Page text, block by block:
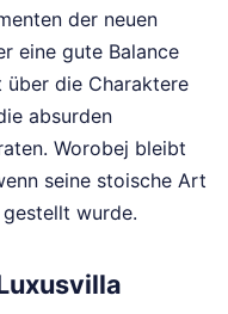
der neuen
eine gute Balance
über die Charaktere
absurden
Worobej bleibt
seine stoische Art
wurde.